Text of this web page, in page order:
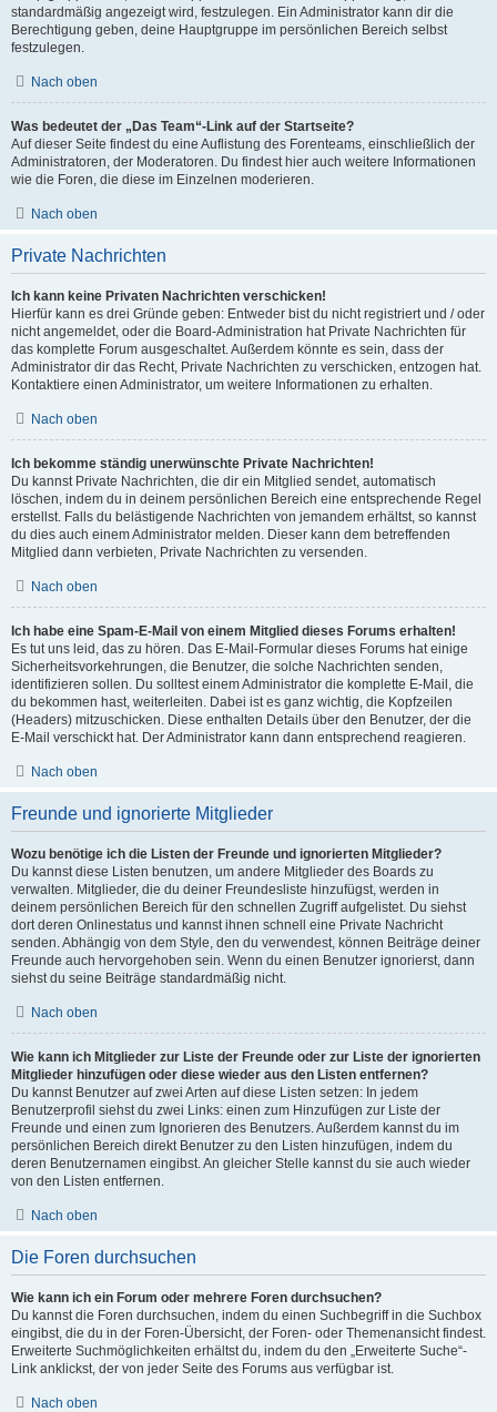
standardmäßig angezeigt wird, festzulegen. Ein Administrator kann dir die
Berechtigung geben, deine Hauptgruppe im persönlichen Bereich selbst
festzulegen.
Nach oben
Was bedeutet der „Das Team“-Link auf der Startseite?
Auf dieser Seite findest du eine Auflistung des Forenteams, einschließlich der
Administratoren, der Moderatoren. Du findest hier auch weitere Informationen
wie die Foren, die diese im Einzelnen moderieren.
Nach oben
Private Nachrichten
Ich kann keine Privaten Nachrichten verschicken!
Hierfür kann es drei Gründe geben: Entweder bist du nicht registriert und / oder
nicht angemeldet, oder die Board-Administration hat Private Nachrichten für
das komplette Forum ausgeschaltet. Außerdem könnte es sein, dass der
Administrator dir das Recht, Private Nachrichten zu verschicken, entzogen hat.
Kontaktiere einen Administrator, um weitere Informationen zu erhalten.
Nach oben
Ich bekomme ständig unerwünschte Private Nachrichten!
Du kannst Private Nachrichten, die dir ein Mitglied sendet, automatisch
löschen, indem du in deinem persönlichen Bereich eine entsprechende Regel
erstellst. Falls du belästigende Nachrichten von jemandem erhältst, so kannst
du dies auch einem Administrator melden. Dieser kann dem betreffenden
Mitglied dann verbieten, Private Nachrichten zu versenden.
Nach oben
Ich habe eine Spam-E-Mail von einem Mitglied dieses Forums erhalten!
Es tut uns leid, das zu hören. Das E-Mail-Formular dieses Forums hat einige
Sicherheitsvorkehrungen, die Benutzer, die solche Nachrichten senden,
identifizieren sollen. Du solltest einem Administrator die komplette E-Mail, die
du bekommen hast, weiterleiten. Dabei ist es ganz wichtig, die Kopfzeilen
(Headers) mitzuschicken. Diese enthalten Details über den Benutzer, der die
E-Mail verschickt hat. Der Administrator kann dann entsprechend reagieren.
Nach oben
Freunde und ignorierte Mitglieder
Wozu benötige ich die Listen der Freunde und ignorierten Mitglieder?
Du kannst diese Listen benutzen, um andere Mitglieder des Boards zu
verwalten. Mitglieder, die du deiner Freundesliste hinzufügst, werden in
deinem persönlichen Bereich für den schnellen Zugriff aufgelistet. Du siehst
dort deren Onlinestatus und kannst ihnen schnell eine Private Nachricht
senden. Abhängig von dem Style, den du verwendest, können Beiträge deiner
Freunde auch hervorgehoben sein. Wenn du einen Benutzer ignorierst, dann
siehst du seine Beiträge standardmäßig nicht.
Nach oben
Wie kann ich Mitglieder zur Liste der Freunde oder zur Liste der ignorierten
Mitglieder hinzufügen oder diese wieder aus den Listen entfernen?
Du kannst Benutzer auf zwei Arten auf diese Listen setzen: In jedem
Benutzerprofil siehst du zwei Links: einen zum Hinzufügen zur Liste der
Freunde und einen zum Ignorieren des Benutzers. Außerdem kannst du im
persönlichen Bereich direkt Benutzer zu den Listen hinzufügen, indem du
deren Benutzernamen eingibst. An gleicher Stelle kannst du sie auch wieder
von den Listen entfernen.
Nach oben
Die Foren durchsuchen
Wie kann ich ein Forum oder mehrere Foren durchsuchen?
Du kannst die Foren durchsuchen, indem du einen Suchbegriff in die Suchbox
eingibst, die du in der Foren-Übersicht, der Foren- oder Themenansicht findest.
Erweiterte Suchmöglichkeiten erhältst du, indem du den „Erweiterte Suche“-
Link anklickst, der von jeder Seite des Forums aus verfügbar ist.
Nach oben